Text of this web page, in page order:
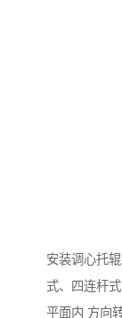
安装调心托
式、四连杆
平面内 方向